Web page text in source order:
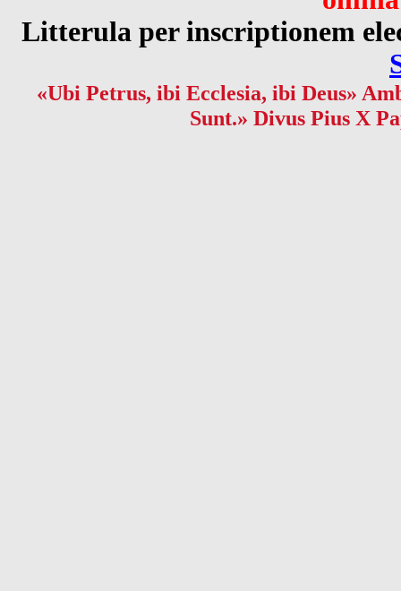
Litterula per inscriptionem
«Ubi Petrus, ibi Ecclesia, ibi Deus»
Sunt.» Divus Pius X